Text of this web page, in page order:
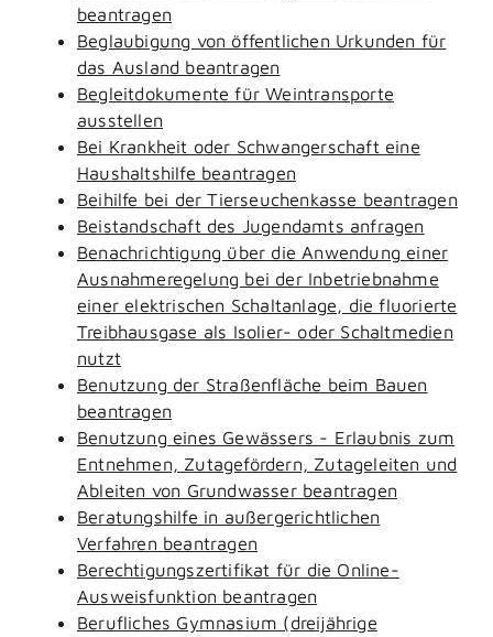
beantragen
Beglaubigung von öffentlichen Urkunden für
das Ausland beantragen
Begleitdokumente für Weintransporte
ausstellen
Bei Krankheit oder Schwangerschaft eine
Haushaltshilfe beantragen
Beihilfe bei der Tierseuchenkasse beantragen
Beistandschaft des Jugendamts anfragen
Benachrichtigung über die Anwendung einer
Ausnahmeregelung bei der Inbetriebnahme
einer elektrischen Schaltanlage, die fluorierte
Treibhausgase als Isolier- oder Schaltmedien
nutzt
Benutzung der Straßenfläche beim Bauen
beantragen
Benutzung eines Gewässers - Erlaubnis zum
Entnehmen, Zutagefördern, Zutageleiten und
Ableiten von Grundwasser beantragen
Beratungshilfe in außergerichtlichen
Verfahren beantragen
Berechtigungszertifikat für die Online-
Ausweisfunktion beantragen
Berufliches Gymnasium (dreijährige